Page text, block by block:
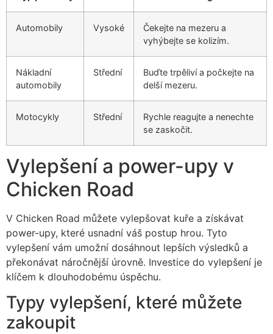
Automobily Vysoké
Čekejte na mezeru a
vyhýbejte se kolizím.
Nákladní
automobily
Střední
Buďte trpěliví a počkejte na
delší mezeru.
Motocykly Střední
Rychle reagujte a nenechte
se zaskočit.
Vylepšení a power-upy v
Chicken Road
V Chicken Road můžete vylepšovat kuře a získávat
power-upy, které usnadní váš postup hrou. Tyto
vylepšení vám umožní dosáhnout lepších výsledků a
překonávat náročnější úrovně. Investice do vylepšení je
klíčem k dlouhodobému úspěchu.
Typy vylepšení, které můžete
zakoupit